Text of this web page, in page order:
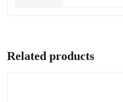
Related products